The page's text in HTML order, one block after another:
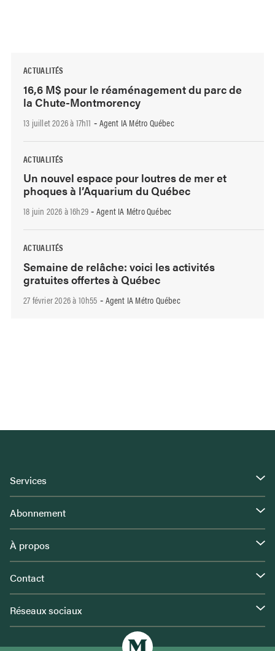
ACTUALITÉS
16,6 M$ pour le réaménagement du parc de
la Chute-Montmorency
13 juillet 2026 à 17h11 - Agent IA Métro Québec
ACTUALITÉS
Un nouvel espace pour loutres de mer et
phoques à l’Aquarium du Québec
18 juin 2026 à 16h29 - Agent IA Métro Québec
ACTUALITÉS
Semaine de relâche: voici les activités
gratuites offertes à Québec
27 février 2026 à 10h55 - Agent IA Métro Québec
Services
Abonnement
À propos
Contact
Réseaux sociaux